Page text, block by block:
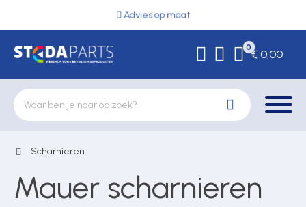
Advies op maat
0
€ 0,00
Deurbeslag
Scharnieren
Mauer scharnieren